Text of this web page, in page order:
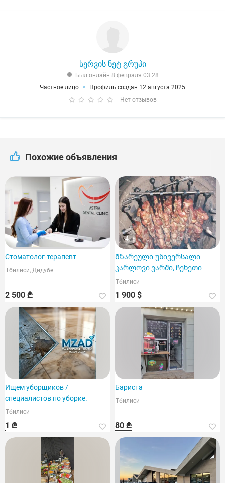
სერვის ნეტ გრუპი
Был онлайн 8 февраля 03:28
Частное лицо
Профиль создан 12 августа 2025
Нет отзывов
Похожие объявления
Стоматолог-терапевт
Тбилиси, Дидубе
2 500 ₾
4
Მზარეული-უნივერსალი
კარლოვი ვარში, ჩეხეთი
Тбилиси
1 900 $
Ищем уборщиков /
специалистов по уборке.
Тбилиси
1 ₾
Бариста
Тбилиси
80 ₾